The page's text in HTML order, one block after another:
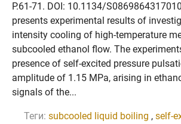
P.61-71. DOI: 10.1134/
presents experimental results of
intensity cooling of high-temperature
subcooled ethanol flow. The
presence of self-excited pressure
amplitude of 1.15 MPa, arising in
signals of the...
Теги: subcooled liquid boiling , self-